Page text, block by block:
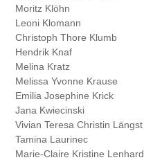
Moritz Klöhn
Leoni Klomann
Christoph Thore Klumb
Hendrik Knaf
Melina Kratz
Melissa Yvonne Krause
Emilia Josephine Krick
Jana Kwiecinski
Vivian Teresa Christin Längst
Tamina Laurinec
Marie-Claire Kristine Lenhard